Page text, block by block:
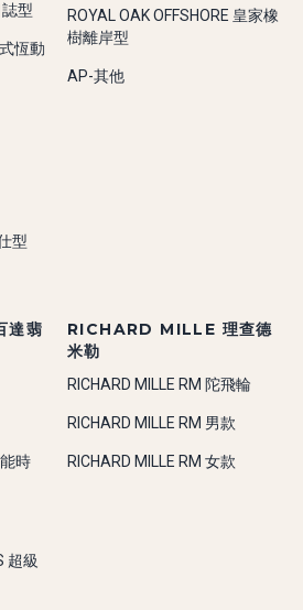
型
恆動
型
ROYAL OAK OFFSHORE 皇家橡
樹離岸型
AP-其他
達翡
時
超級
RICHARD MILLE 理查德
米勒
RICHARD MILLE RM 陀飛輪
RICHARD MILLE RM 男款
RICHARD MILLE RM 女款